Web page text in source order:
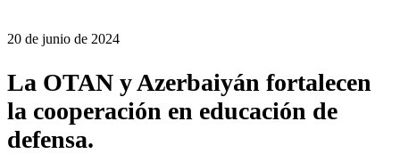
20 de junio de 2024
La OTAN y Azerbaiyán fortalecen
la cooperación en educación de
defensa.